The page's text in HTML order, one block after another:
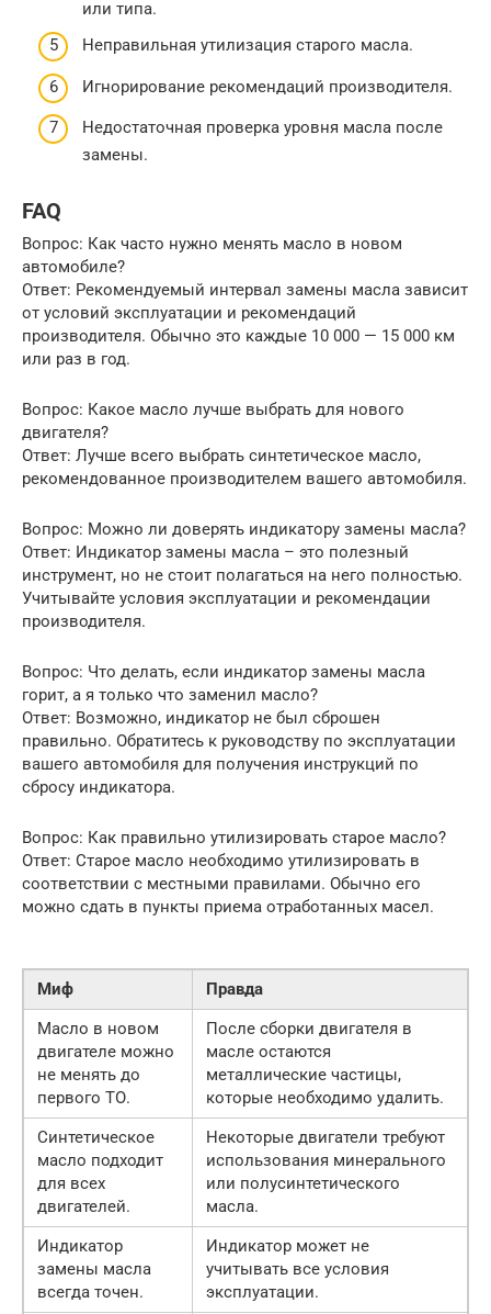
или типа.
Неправильная утилизация старого масла.
Игнорирование рекомендаций производителя.
Недостаточная проверка уровня масла после
замены.
FAQ
Вопрос: Как часто нужно менять масло в новом
автомобиле?
Ответ: Рекомендуемый интервал замены масла зависит
от условий эксплуатации и рекомендаций
производителя. Обычно это каждые 10 000 — 15 000 км
или раз в год.
Вопрос: Какое масло лучше выбрать для нового
двигателя?
Ответ: Лучше всего выбрать синтетическое масло,
рекомендованное производителем вашего автомобиля.
Вопрос: Можно ли доверять индикатору замены масла?
Ответ: Индикатор замены масла – это полезный
инструмент, но не стоит полагаться на него полностью.
Учитывайте условия эксплуатации и рекомендации
производителя.
Вопрос: Что делать, если индикатор замены масла
горит, а я только что заменил масло?
Ответ: Возможно, индикатор не был сброшен
правильно. Обратитесь к руководству по эксплуатации
вашего автомобиля для получения инструкций по
сбросу индикатора.
Вопрос: Как правильно утилизировать старое масло?
Ответ: Старое масло необходимо утилизировать в
соответствии с местными правилами. Обычно его
можно сдать в пункты приема отработанных масел.
Миф
Правда
Масло в новом
двигателе можно
не менять до
первого ТО.
После сборки двигателя в
масле остаются
металлические частицы,
которые необходимо удалить.
Синтетическое
масло подходит
для всех
двигателей.
Некоторые двигатели требуют
использования минерального
или полусинтетического
масла.
Индикатор
замены масла
всегда точен.
Индикатор может не
учитывать все условия
эксплуатации.